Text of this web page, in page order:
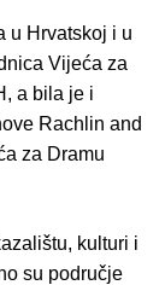
u Hrvatskoj i u
Vijeća za
a bila je i
Rachlin and
za Dramu
kulturi i
su područje